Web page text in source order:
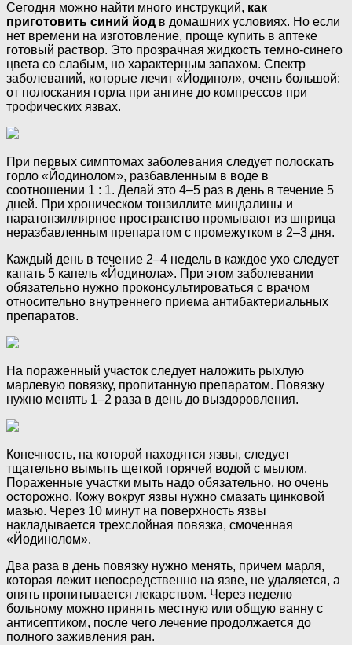
Сегодня можно найти много инструкций, как
приготовить синий йод в домашних условиях. Но если
нет времени на изготовление, проще купить в аптеке
готовый раствор. Это прозрачная жидкость темно-синего
цвета со слабым, но характерным запахом. Спектр
заболеваний, которые лечит «Йодинол», очень большой:
от полоскания горла при ангине до компрессов при
трофических язвах.
При первых симптомах заболевания следует полоскать
горло «Йодинолом», разбавленным в воде в
соотношении 1 : 1. Делай это 4–5 раз в день в течение 5
дней. При хроническом тонзиллите миндалины и
паратонзиллярное пространство промывают из шприца
неразбавленным препаратом с промежутком в 2–3 дня.
Каждый день в течение 2–4 недель в каждое ухо следует
капать 5 капель «Йодинола». При этом заболевании
обязательно нужно проконсультироваться с врачом
относительно внутреннего приема антибактериальных
препаратов.
На пораженный участок следует наложить рыхлую
марлевую повязку, пропитанную препаратом. Повязку
нужно менять 1–2 раза в день до выздоровления.
Конечность, на которой находятся язвы, следует
тщательно вымыть щеткой горячей водой с мылом.
Пораженные участки мыть надо обязательно, но очень
осторожно. Кожу вокруг язвы нужно смазать цинковой
мазью. Через 10 минут на поверхность язвы
накладывается трехслойная повязка, смоченная
«Йодинолом».
Два раза в день повязку нужно менять, причем марля,
которая лежит непосредственно на язве, не удаляется, а
опять пропитывается лекарством. Через неделю
больному можно принять местную или общую ванну с
антисептиком, после чего лечение продолжается до
полного заживления ран.